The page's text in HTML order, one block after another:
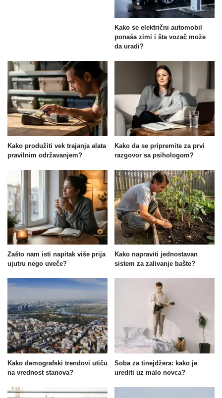
Kako se električni automobil
ponaša zimi i šta vozač može
da uradi?
Kako produžiti vek trajanja alata
pravilnim održavanjem?
Kako da se pripremite za prvi
razgovor sa psihologom?
Zašto nam isti napitak više prija
ujutru nego uveče?
Kako napraviti jednostavan
sistem za zalivanje bašte?
Kako demografski trendovi utiču
na vrednost stanova?
Soba za tinejdžera: kako je
urediti uz malo novca?